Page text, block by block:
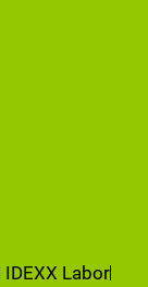
IDEXX Labor